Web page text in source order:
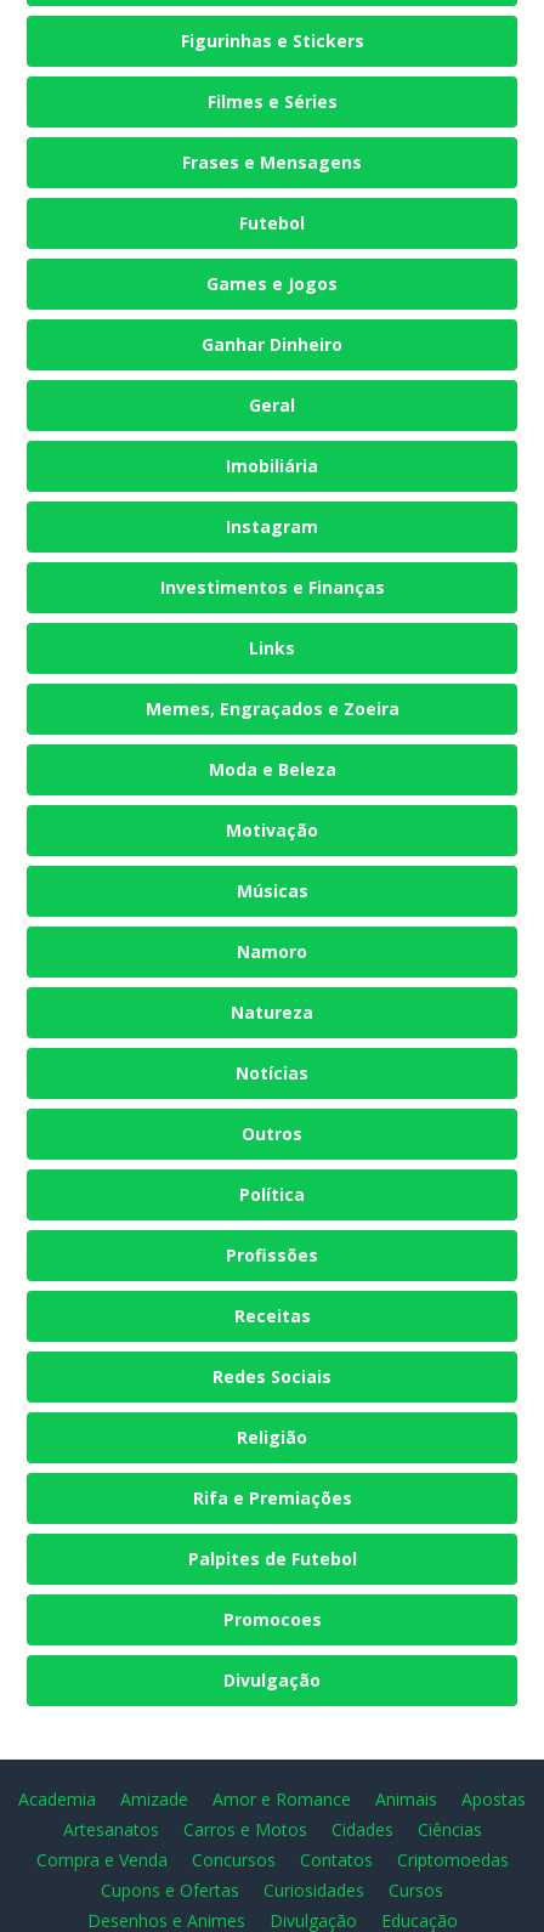
Figurinhas e Stickers
Filmes e Séries
Frases e Mensagens
Futebol
Games e Jogos
Ganhar Dinheiro
Geral
Imobiliária
Instagram
Investimentos e Finanças
Links
Memes, Engraçados e Zoeira
Moda e Beleza
Motivação
Músicas
Namoro
Natureza
Notícias
Outros
Política
Profissões
Receitas
Redes Sociais
Religião
Rifa e Premiações
Palpites de Futebol
Promocoes
Divulgação
Academia Amizade Amor e Romance Animais
Apostas
Artesanatos
Carros e Motos Cidades
Ciências
Compra e Venda
Concursos Contatos
Criptomoedas
Cupons e Ofertas
Curiosidades
Cursos
Desenhos e Animes
Divulgação Educação